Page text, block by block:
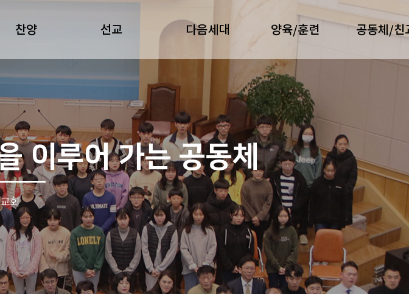
찬양 선교 다음세대 양육/훈련 공동체/친
이루어 가는 공동체
회